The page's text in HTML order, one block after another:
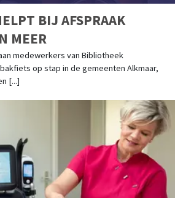
BIJ AFSPRAAK
MEER
medewerkers van Bibliotheek
op stap in de gemeenten Alkmaar,
[...]